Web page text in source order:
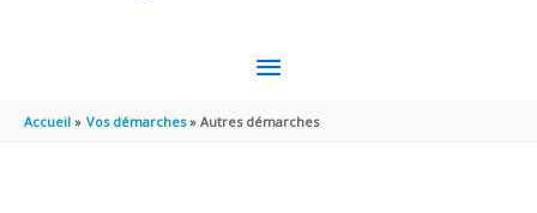
MENU
PRINCIPAL
Accueil Vos démarches Autres démarches